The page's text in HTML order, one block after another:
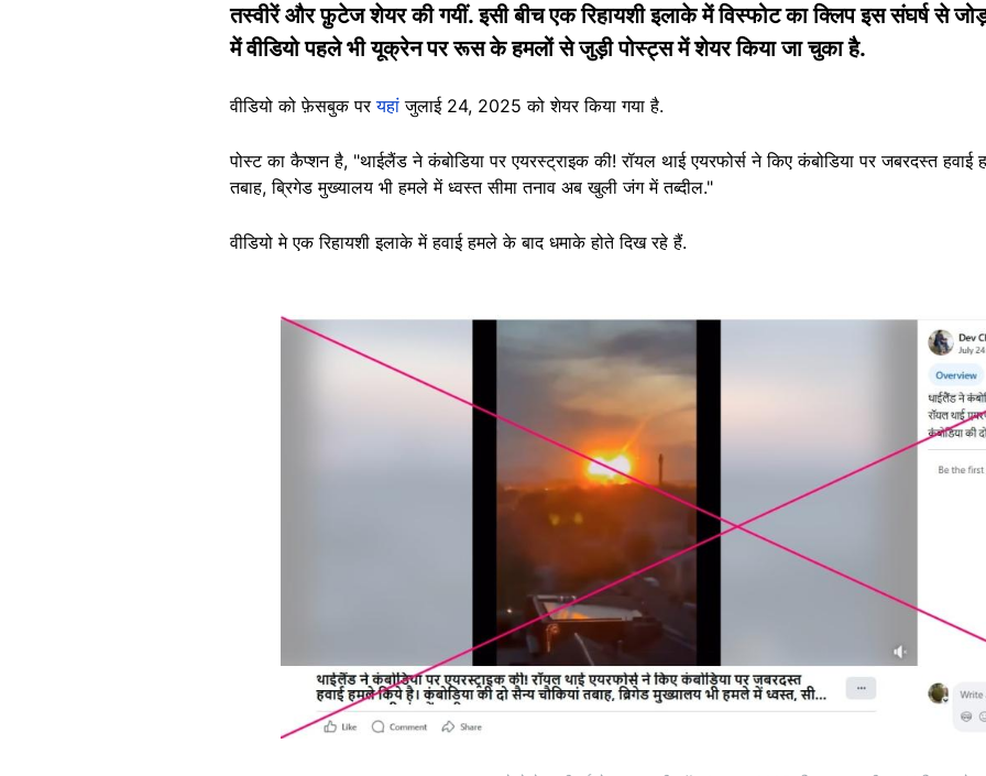
तस्वीरें और फ़ुटेज शेयर की गयीं. इसी बीच एक रिहायशी इलाके में विस्फोट का क्लिप इस संघर्ष से
में वीडियो पहले भी यूक्रेन पर रूस के हमलों से जुड़ी पोस्ट्स में शेयर किया जा चुका है.
वीडियो को फ़ेसबुक परयहां जुलाई 24, 2025 को शेयर किया गया है.
पोस्ट का कैप्शन है, "थाईलैंड ने कंबोडिया पर एयरस्ट्राइक की! रॉयल थाई एयरफोर्स ने किए कंबोडिया पर जबरदस्त हवाई
तबाह, ब्रिगेड मुख्यालय भी हमले में ध्वस्त सीमा तनाव अब खुली जंग में तब्दील."
वीडियो मे एक रिहायशी इलाके में हवाई हमले के बाद धमाके होते दिख रहे हैं.
Image